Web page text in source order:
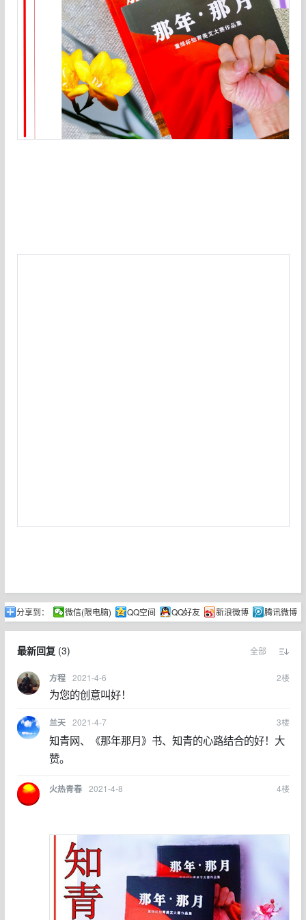
分享到： 微信(限电脑) QQ空间 QQ好友 新浪微博 腾讯微博
最新回复(3) 全部
方程 2021-4-6 2楼
为您的创意叫好！
兰天 2021-4-7 3楼
知青网、《那年那月》书、知青的心路结合的好！大
赞。
火热青春 2021-4-8 4楼